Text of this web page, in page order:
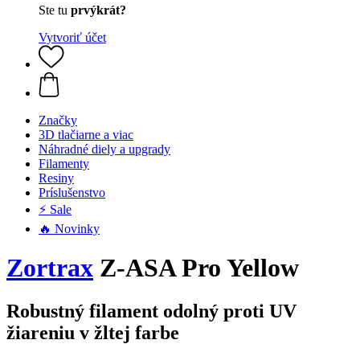
Ste tu prvýkrát?
Vytvoriť účet
Značky
3D tlačiarne a viac
Náhradné diely a upgrady
Filamenty
Resiny
Príslušenstvo
⚡ Sale
🔥 Novinky
Zortrax Z-ASA Pro Yellow
Robustný filament odolný proti UV
žiareniu v žltej farbe